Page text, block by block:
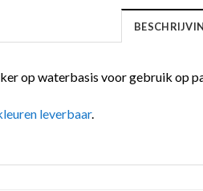
op waterbasis voor gebruik op
leverbaar.